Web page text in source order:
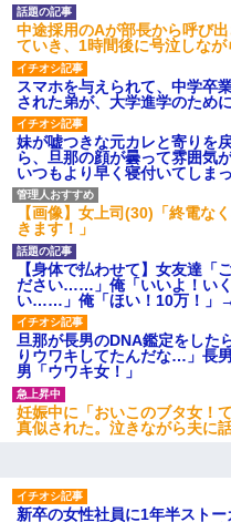
中途採用のAが部長から呼び
ていき、1時間後に号泣しな
スマホを与えられて、中学卒
された弟が、大学進学のため
妹が嘘つきな元カレと寄りを
ら、旦那の顔が曇って雰囲気
いつもより早く寝付いてし
【画像】女上司(30)「終電な
きます！」
【身体で払わせて】女友達「
ださい……」俺「いいよ！い
い……」俺「ほい！10万！」→
旦那が長男のDNA鑑定をした
りウワキしてたんだな…」長
男「ウワキ女！」
妊娠中に「おいこのブタ女！
真似された。泣きながら夫に
新卒の女性社員に1年半スト